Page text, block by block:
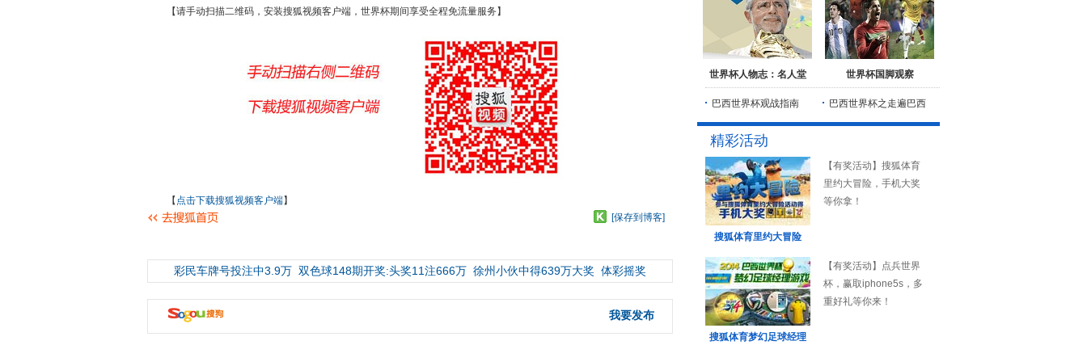
【请手动扫描二维码，安装搜狐视频客户端，世界杯期间享受全程免流量服务】
【 点击下载搜狐视频客户端】
[保存到博客]
彩民车牌号投注中3.9万 双色球148期开奖:头奖11注666万 徐州小伙中得639万大奖 体彩摇奖
我要发布
世界杯人物志：名人堂 世界杯国脚观察
巴西世界杯观战指南 巴西世界杯之走遍巴西
精彩活动
搜狐体育里约大冒险
【有奖活动】搜狐体育
里约大冒险，手机大奖
等你拿！
搜狐体育梦幻足球经理
【有奖活动】点兵世界
杯，赢取iphone5s，多
重好礼等你来！